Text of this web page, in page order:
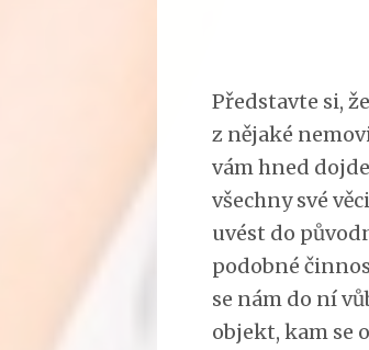
Představte si,
z nějaké
vám hned
všechny své
uvést do
podobné
se nám do ní
objekt, kam se